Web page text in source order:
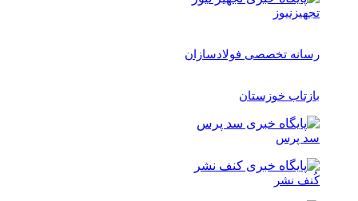
تجهیزنیوز
رسانه تخصصی فولادسازان
بازتاب خوزستان
سد پرس
کُنف نشر